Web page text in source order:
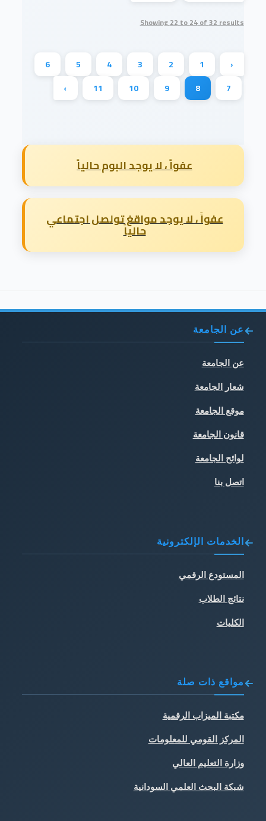
Showing22to24of32results
‹
1
2
3
4
5
6
7
8
9
10
11
›
عفواً ، لا يوجد البوم حالياً
عفواً ، لا يوجد مواقغ تولصل اجتماعي
حالياً
عن الجامعة
عن الجامعة
شعار الجامعة
موقع الجامعة
قانون الجامعة
لوائح الجامعة
اتصل بنا
الخدمات الإلكترونية
المستودع الرقمي
نتائج الطلاب
الكليات
مواقع ذات صلة
مكتبة الميزاب الرقمية
المركز القومي للمعلومات
وزارة التعليم العالي
شبكة البحث العلمي السودانية